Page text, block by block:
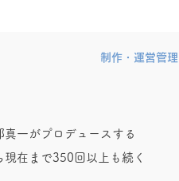
​制作・運営管理
一がプロデュースする
在まで350回以上も続く